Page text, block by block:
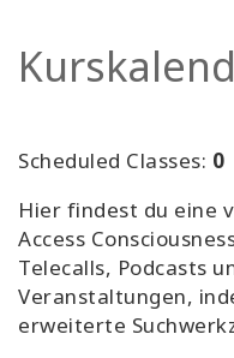
More
Neuigkeiten
KONTAKT
Scheduled Classes: 0
Hier findest du eine
Access
Telecalls, Podcasts
Veranstaltungen,
erweiterte